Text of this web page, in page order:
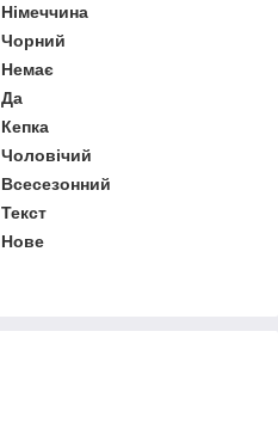
Німеччина
Чорний
Немає
Да
Кепка
Чоловічий
Всесезонний
Текст
Нове